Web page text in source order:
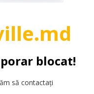
blocat!
să contactați